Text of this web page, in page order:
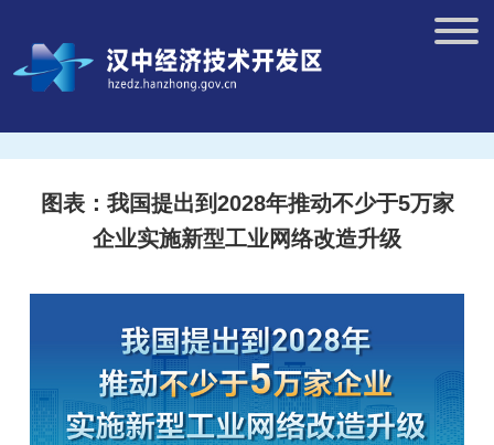
图表：我国提出到2028年推动不少于5万家
企业实施新型工业网络改造升级